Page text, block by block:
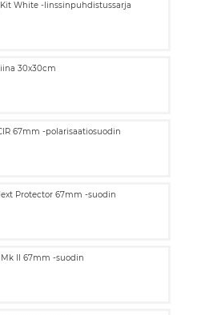
White -linssinpuhdistussarja
30x30cm
67mm -polarisaatiosuodin
Protector 67mm -suodin
II 67mm -suodin